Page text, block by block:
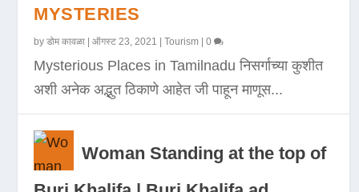
MYSTERIES
byडोम कावळा |ऑगस्ट 23, 2021 |Tourism |0
Mysterious Places in Tamilnadu निसर्गाच्या कुशीत
अशी अनेक अद्भुत ठिकाणे आहेत जी पाहून माणूस...
Woman Standing at the top of